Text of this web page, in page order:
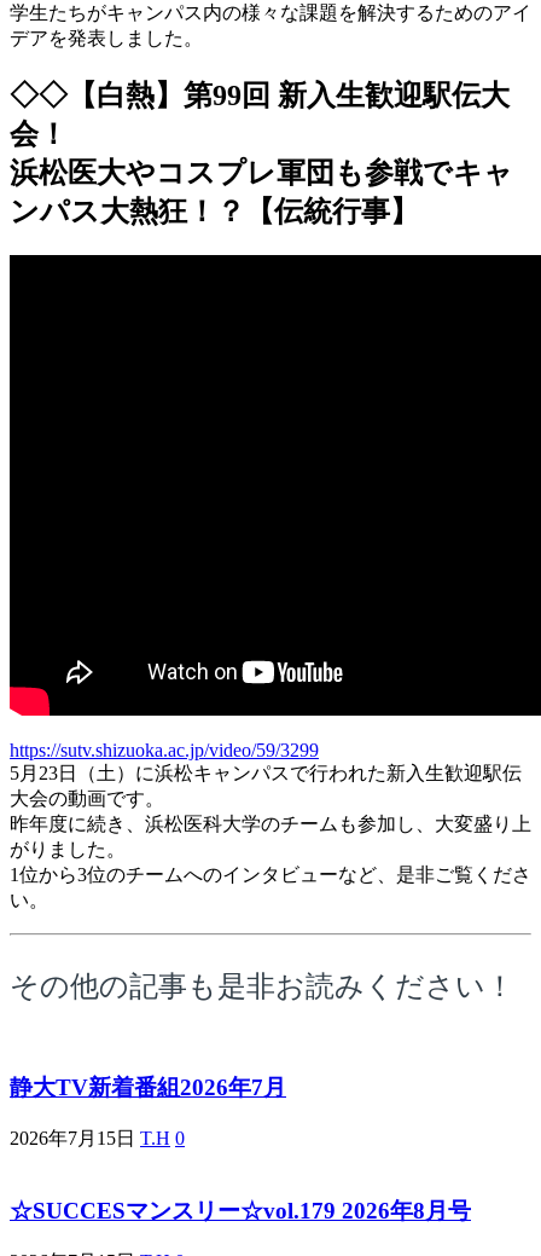
学生たちがキャンパス内の様々な課題を解決するためのアイ
デアを発表しました。
◇◇【白熱】第99回 新入生歓迎駅伝大
会！
浜松医大やコスプレ軍団も参戦でキャ
ンパス大熱狂！？【伝統行事】
https://sutv.shizuoka.ac.jp/video/59/3299
5月23日（土）に浜松キャンパスで行われた新入生歓迎駅伝
大会の動画です。
昨年度に続き、浜松医科大学のチームも参加し、大変盛り上
がりました。
1位から3位のチームへのインタビューなど、是非ご覧くださ
い。
その他の記事も是非お読みください！
静大TV新着番組2026年7月
2026年7月15日 T.H 0
☆SUCCESマンスリー☆vol.179 2026年8月号